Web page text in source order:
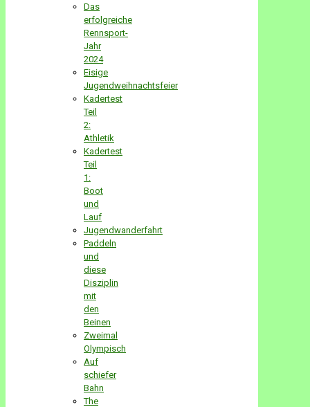
Das
erfolgreiche
Rennsport-
Jahr
2024
Eisige
Jugendweihnachtsfeier
Kadertest
Teil
2:
Athletik
Kadertest
Teil
1:
Boot
und
Lauf
Jugendwanderfahrt
Paddeln
und
diese
Disziplin
mit
den
Beinen
Zweimal
Olympisch
Auf
schiefer
Bahn
The